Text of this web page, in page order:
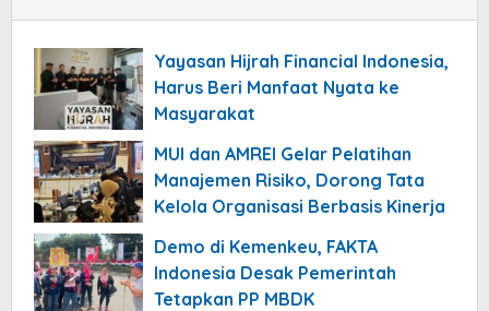
Yayasan Hijrah Financial Indonesia,
Harus Beri Manfaat Nyata ke
Masyarakat
MUI dan AMREI Gelar Pelatihan
Manajemen Risiko, Dorong Tata
Kelola Organisasi Berbasis Kinerja
Demo di Kemenkeu, FAKTA
Indonesia Desak Pemerintah
Tetapkan PP MBDK